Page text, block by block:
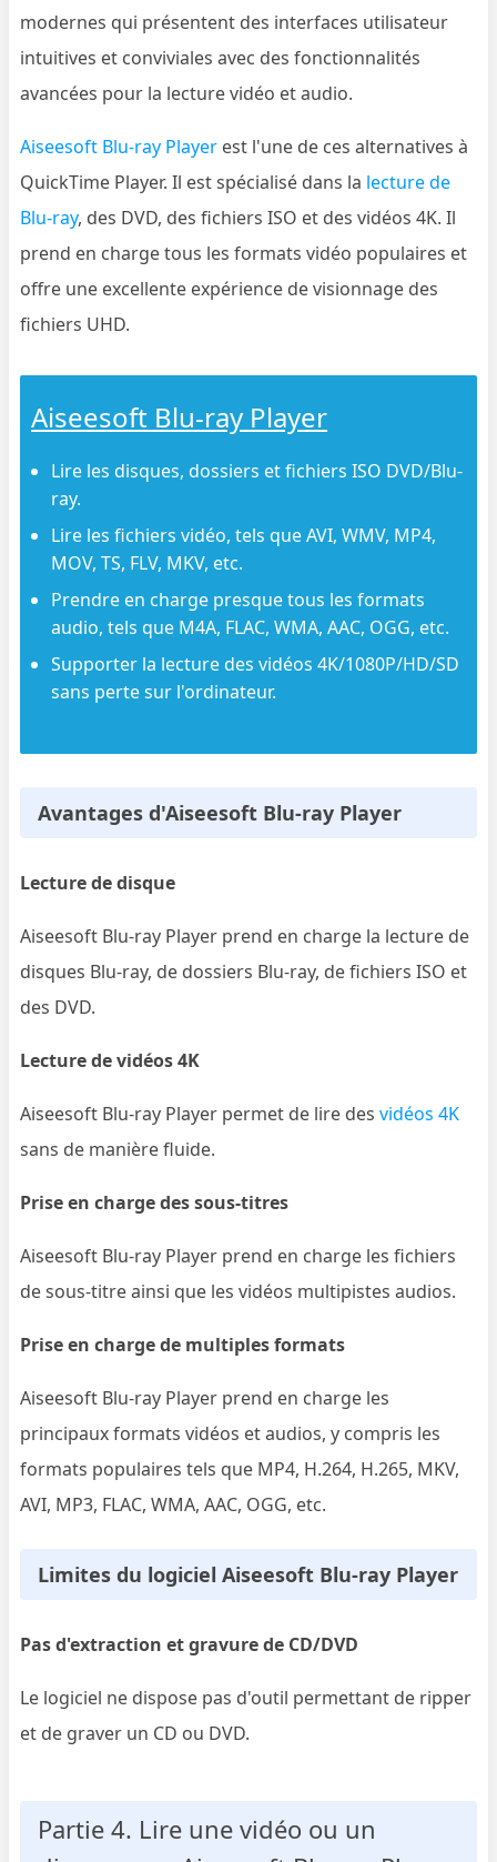
modernes qui présentent des interfaces utilisateur
intuitives et conviviales avec des fonctionnalités
avancées pour la lecture vidéo et audio.
Aiseesoft Blu-ray Player est l'une de ces alternatives à
QuickTime Player. Il est spécialisé dans la lecture de
Blu-ray, des DVD, des fichiers ISO et des vidéos 4K. Il
prend en charge tous les formats vidéo populaires et
offre une excellente expérience de visionnage des
fichiers UHD.
Aiseesoft Blu-ray Player
Lire les disques, dossiers et fichiers ISO DVD/Blu-
ray.
Lire les fichiers vidéo, tels que AVI, WMV, MP4,
MOV, TS, FLV, MKV, etc.
Prendre en charge presque tous les formats
audio, tels que M4A, FLAC, WMA, AAC, OGG, etc.
Supporter la lecture des vidéos 4K/1080P/HD/SD
sans perte sur l'ordinateur.
Avantages d'Aiseesoft Blu-ray Player
Lecture de disque
Aiseesoft Blu-ray Player prend en charge la lecture de
disques Blu-ray, de dossiers Blu-ray, de fichiers ISO et
des DVD.
Lecture de vidéos 4K
Aiseesoft Blu-ray Player permet de lire desvidéos 4K
sans de manière fluide.
Prise en charge des sous-titres
Aiseesoft Blu-ray Player prend en charge les fichiers
de sous-titre ainsi que les vidéos multipistes audios.
Prise en charge de multiples formats
Aiseesoft Blu-ray Player prend en charge les
principaux formats vidéos et audios, y compris les
formats populaires tels que MP4, H.264, H.265, MKV,
AVI, MP3, FLAC, WMA, AAC, OGG, etc.
Limites du logiciel Aiseesoft Blu-ray Player
Pas d'extraction et gravure de CD/DVD
Le logiciel ne dispose pas d'outil permettant de ripper
et de graver un CD ou DVD.
Partie 4. Lire une vidéo ou un